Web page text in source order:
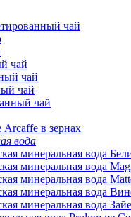
чай
чай
чай
чай
чай
Arcaffe в зернах
вода
минеральная вода
минеральная вода
минеральная вода
минеральная вода
минеральная вода